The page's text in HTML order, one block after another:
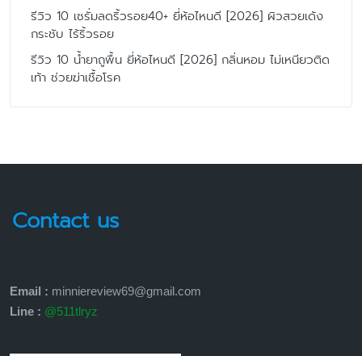
รีวิว 10 เซรั่มลดริ้วรอย40+ ยี่ห้อไหนดี [2026] ผิวสวยเด้ง
กระชับ ไร้ริ้วรอย
รีวิว 10 น้ำยาถูพื้น ยี่ห้อไหนดี [2026] กลิ่นหอม ไม่เหนียวติด
เท้า ช่วยฆ่าเชื้อโรค
Contact us
Email : minniereview69@gmail.com
Line : @511tlryz